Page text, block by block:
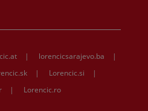
| lorencicsarajevo.ba
|
| Lorencic.si
|
| Lorencic.ro